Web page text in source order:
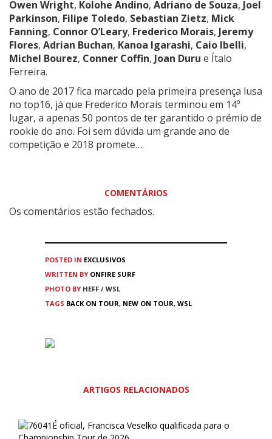
Owen Wright, Kolohe Andino, Adriano de Souza, Joel
Parkinson, Filipe Toledo, Sebastian Zietz, Mick
Fanning, Connor O’Leary, Frederico Morais, Jeremy
Flores, Adrian Buchan, Kanoa Igarashi, Caio Ibelli,
Michel Bourez, Conner Coffin, Joan Duru e Ítalo
Ferreira.
O ano de 2017 fica marcado pela primeira presença lusa
no top16, já que Frederico Morais terminou em 14º
lugar, a apenas 50 pontos de ter garantido o prémio de
rookie do ano. Foi sem dúvida um grande ano de
competição e 2018 promete…
COMENTÁRIOS
Os comentários estão fechados.
POSTED IN EXCLUSIVOS
WRITTEN BY ONFIRE SURF
PHOTO BY HEFF / WSL
TAGS BACK ON TOUR, NEW ON TOUR, WSL
ARTIGOS RELACIONADOS